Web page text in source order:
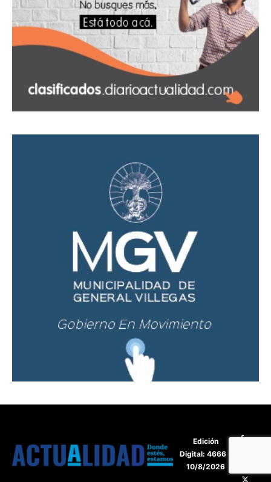
Edición
Digital: 4666 -
10/8/2026